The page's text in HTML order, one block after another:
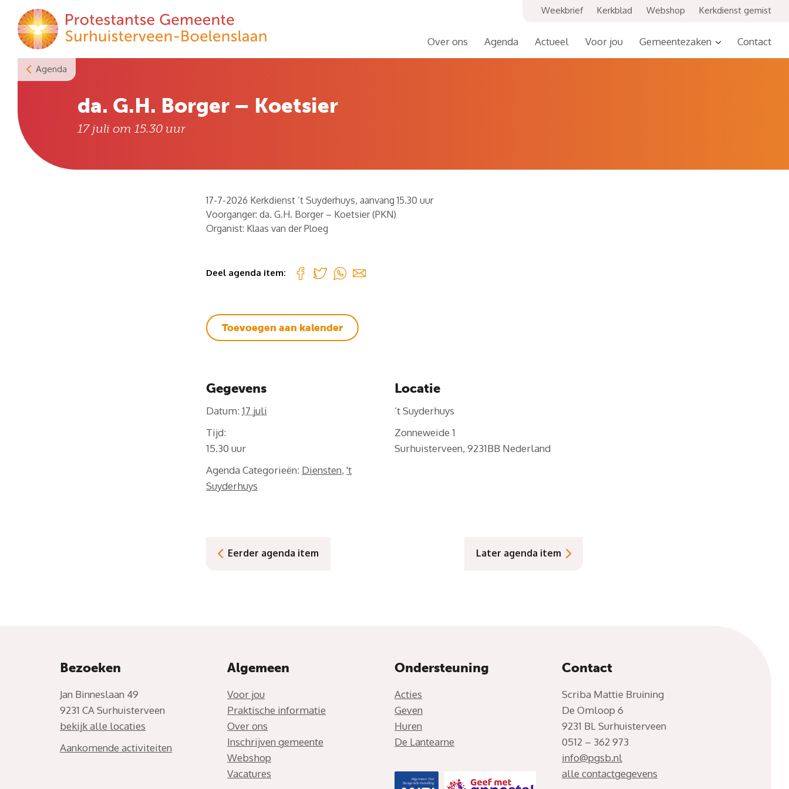
content
Over ons Agenda Actueel Voor jou Gemeentezaken Contact
Weekbrief Kerkblad Webshop Kerkdienst gemist
Agenda
da. G.H. Borger – Koetsier
17 juli om 15.30 uur
17-7-2026 Kerkdienst ’t Suyderhuys, aanvang 15.30 uur
Voorganger: da. G.H. Borger – Koetsier (PKN)
Organist: Klaas van der Ploeg
Deel agenda item:
Toevoegen aan kalender
Gegevens
Datum: 17 juli
Tijd:
15.30
Agenda Categorieën: Diensten, 't
Suyderhuys
Locatie
’t Suyderhuys
Zonneweide 1
Surhuisterveen, 9231BB Nederland
Eerder agenda item Later agenda item
Bezoeken
Jan Binneslaan 49
9231 CA Surhuisterveen
bekijk alle locaties
Aankomende activiteiten
Algemeen
Voor jou
Praktische informatie
Over ons
Inschrijven gemeente
Webshop
Vacatures
Ondersteuning
Acties
Geven
Huren
De Lantearne
Contact
Scriba Mattie Bruining
De Omloop 6
9231 BL Surhuisterveen
0512 – 362 973
info@pgsb.nl
alle contactgegevens